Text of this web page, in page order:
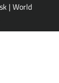
| World